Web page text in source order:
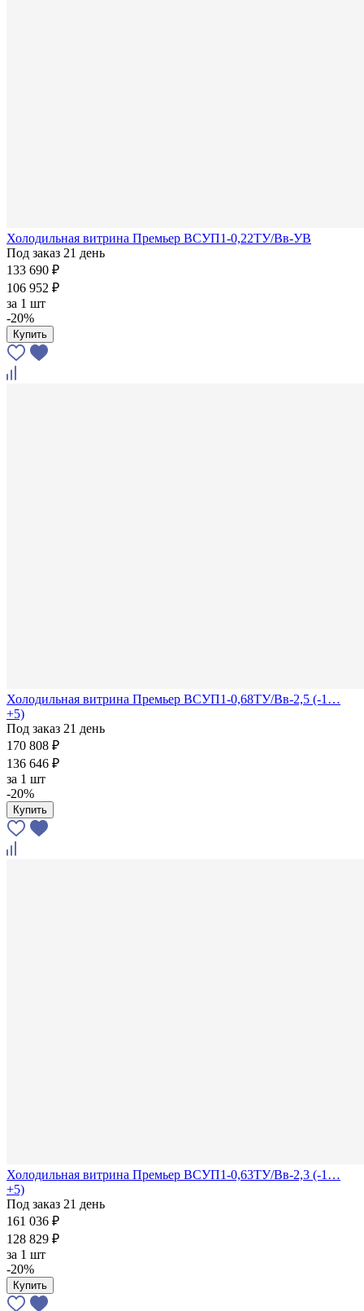
Холодильная витрина Премьер ВСУП1-0,22ТУ/Вв-УВ
Под заказ 21 день
133 690 ₽
106 952 ₽
за 1 шт
-20%
Купить
Холодильная витрина Премьер ВСУП1-0,68ТУ/Вв-2,5 (-1…
+5)
Под заказ 21 день
170 808 ₽
136 646 ₽
за 1 шт
-20%
Купить
Холодильная витрина Премьер ВСУП1-0,63ТУ/Вв-2,3 (-1…
+5)
Под заказ 21 день
161 036 ₽
128 829 ₽
за 1 шт
-20%
Купить